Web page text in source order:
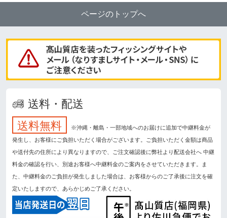
ページのトップへ
送料・配送
送料無料
※沖縄・離島・一部地域へのお届けに追加で中継料金が
発生し、お客様にご負担いただく場合がございます。ご負担いただく金額は商品
や送付先の住所により異なりますので、ご注文確認後に弊社より配送会社へ 中継
料金の確認を行い、別途お客様へ中継料金のご案内をさせていただきます。ま
た、中継料金のご負担が発生しました場合は、お客様からのご了承後に注文を確
定いたしますので、あらかじめご了承ください。